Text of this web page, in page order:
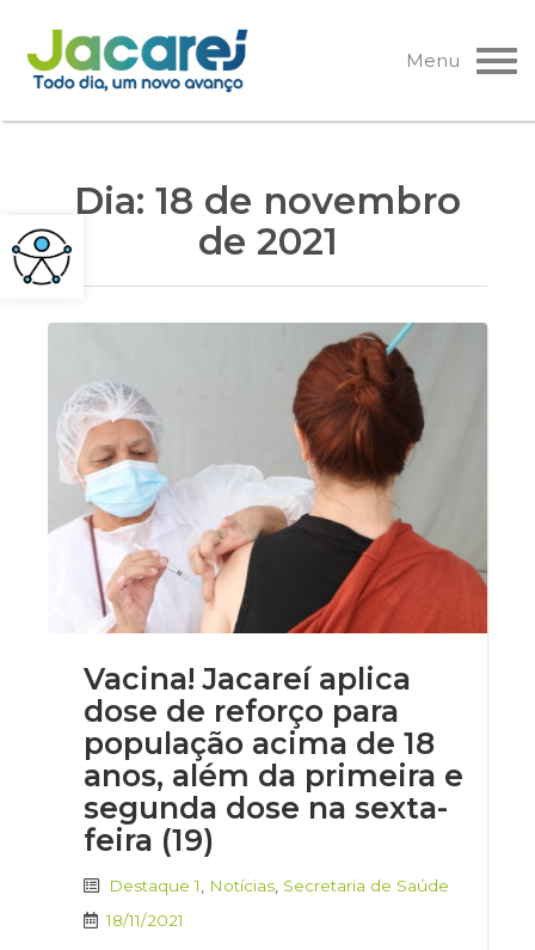
Pular
para
o
Menu
Dia: 18 de novembro
de 2021
Vacina! Jacareí aplica
dose de reforço para
população acima de 18
anos, além da primeira e
segunda dose na sexta-
feira (19)
Destaque 1 Notícias Secretaria de Saúde
18/11/2021